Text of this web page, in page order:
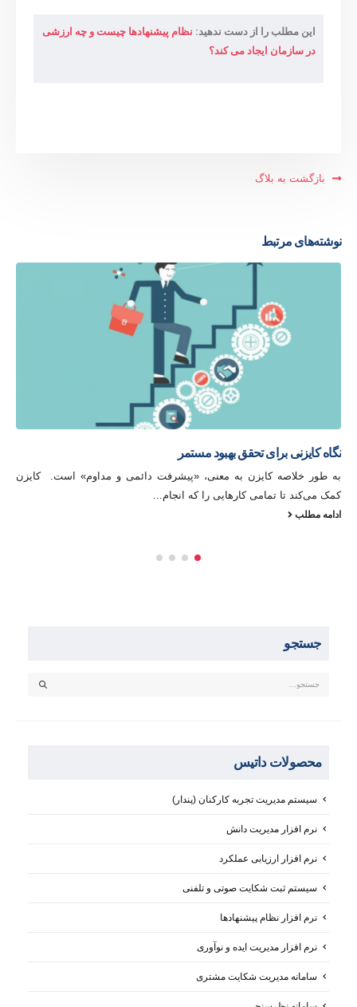
این مطلب را از دست ندهید: نظام پیشنهادها چیست و چه ارزشی
در سازمان ایجاد می کند؟
بازگشت به بلاگ
نوشته‌های مرتبط
انواع سیستم هایی مدیریت دانش
مقدمه دانش قدرت است. این یکی از بزرگ‌ترین کلیشه‌های همه دوران‌ها
است. اما کلیشه‌ها، اغلب، درست هستند. و این دانش است...
ادامه مطلب
جستجو
محصولات داتیس
سیستم مدیریت تجربه کارکنان (پندار)
نرم افزار مدیریت دانش
نرم افزار ارزیابی عملکرد
سیستم ثبت شکایت صوتی و تلفنی
نرم افزار نظام پیشنهادها
نرم افزار مدیریت ایده و نوآوری
سامانه مدیریت شکایت مشتری